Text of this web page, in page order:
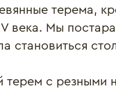
терема,
века. Мы
становиться
с резными